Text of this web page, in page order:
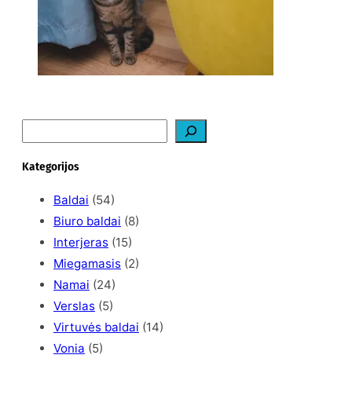
e
a
Kategorijos
Baldai (54)
Biuro baldai (8)
Interjeras (15)
Miegamasis (2)
Namai (24)
Verslas (5)
Virtuvės baldai (14)
Vonia (5)